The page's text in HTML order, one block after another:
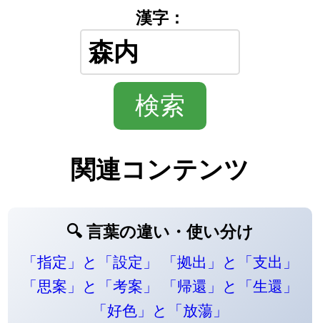
漢字：
関連コンテンツ
🔍 言葉の違い・使い分け
「指定」と「設定」
「拠出」と「支出」
「思案」と「考案」
「帰還」と「生還」
「好色」と「放蕩」